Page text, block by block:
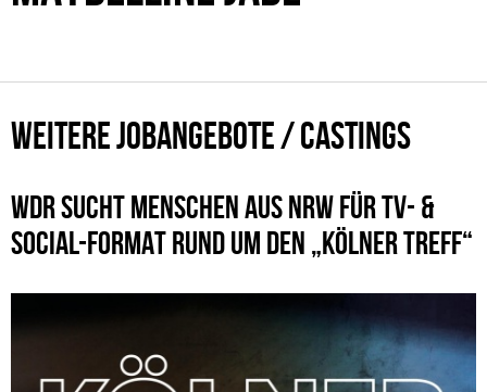
WEITERE JOBANGEBOTE / CASTINGS
WDR SUCHT MENSCHEN AUS NRW FÜR TV- &
SOCIAL-FORMAT RUND UM DEN „KÖLNER TREFF“